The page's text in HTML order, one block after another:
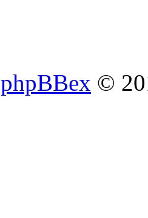
phpBBex ©